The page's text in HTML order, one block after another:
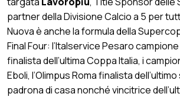
partner della Divisione Calcio a 5 per
Nuova è anche la formula della
Final Four: l’Italservice Pesaro
finalista dell’ultima Coppa Italia, i
Eboli, l’Olimpus Roma finalista
padrona di casa nonché vincitrice